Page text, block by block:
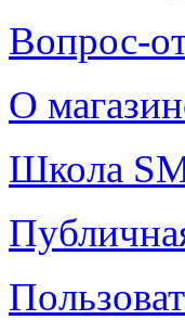
Вопрос-
О
Школа